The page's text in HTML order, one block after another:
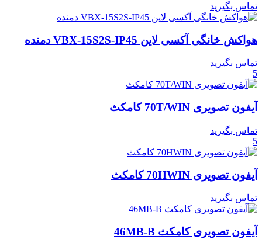
تماس بگیرید
هواکش خانگی آکسی لاین VBX-15S2S-IP45 دمنده
تماس بگیرید
5
آیفون تصویری 70T/WIN کامکث
تماس بگیرید
5
آیفون تصویری 70HWIN کامکث
تماس بگیرید
آیفون تصویری کامکث 46MB-B